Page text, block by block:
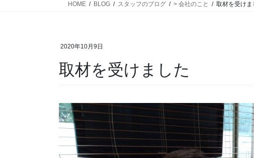
HOME BLOG スタッフのブログ > 会社のこと 取材を受けま
2020年10月9日
取材を受けました